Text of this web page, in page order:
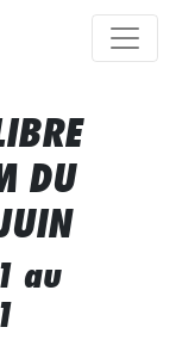
DU
au